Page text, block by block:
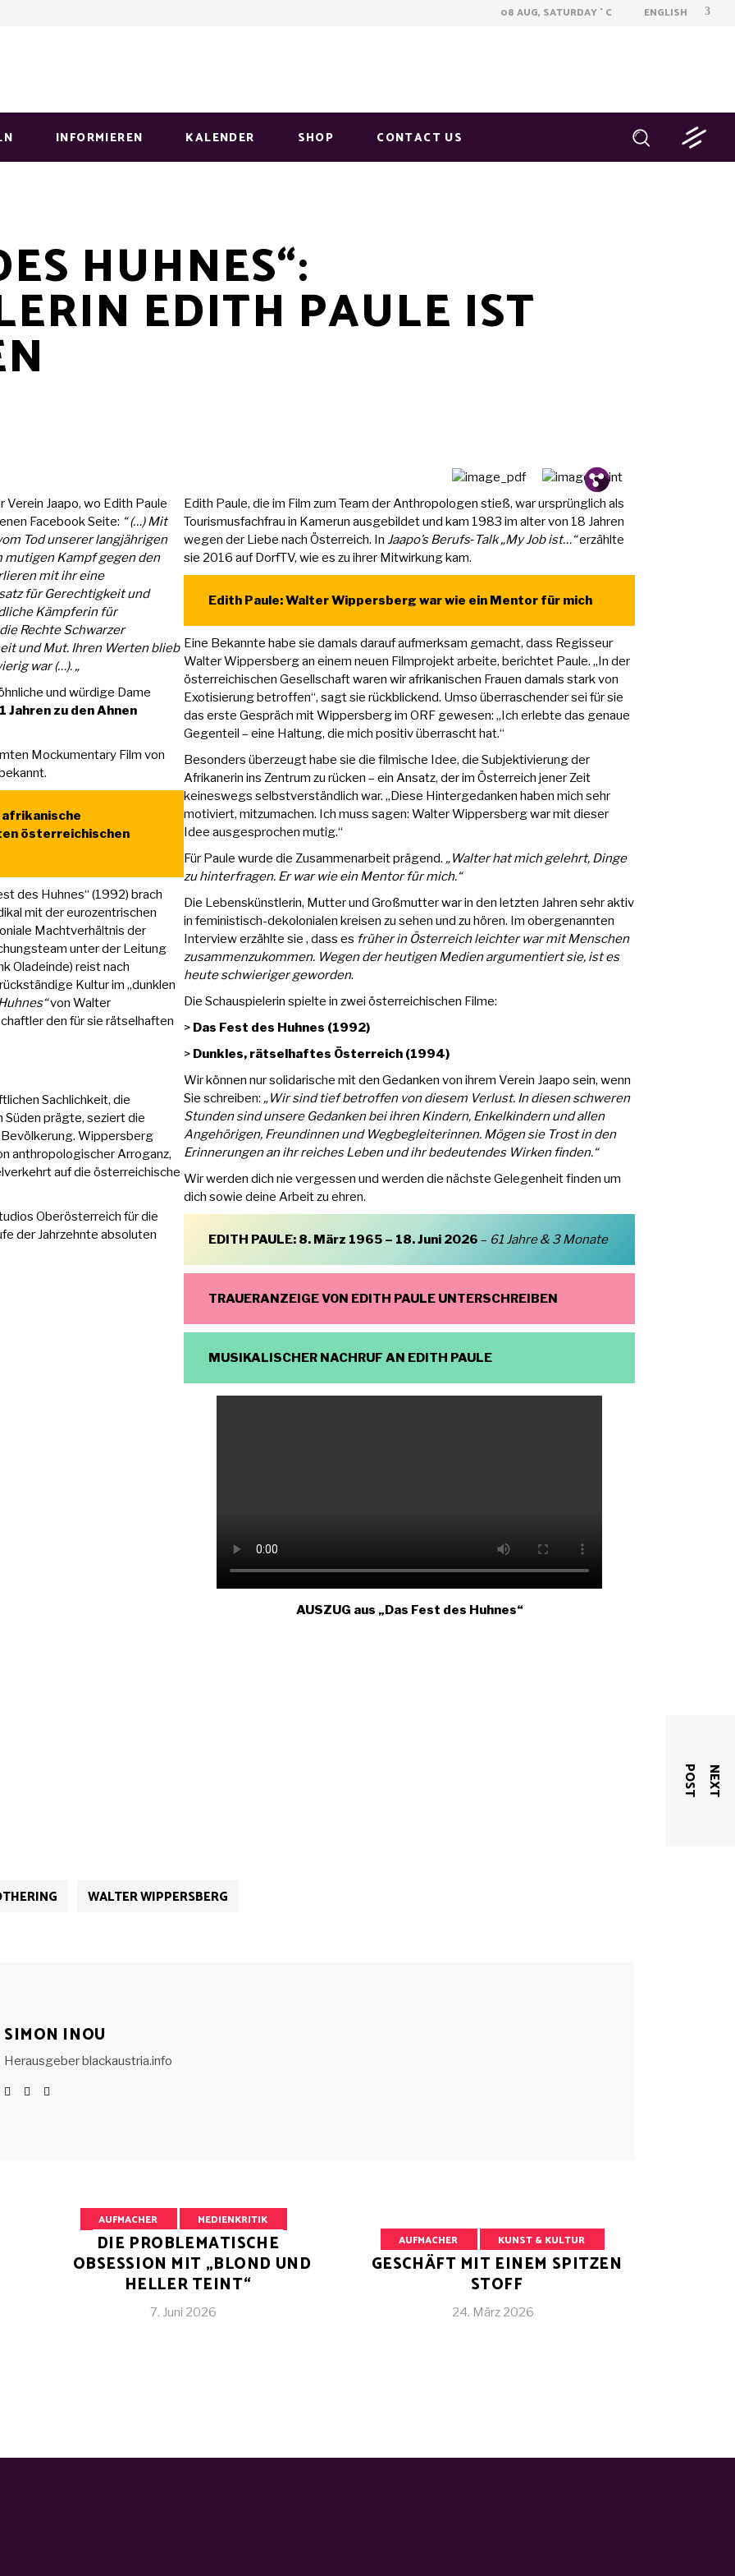
08 AUG, SATURDAY ° C ENGLISH
INFORMIEREN KALENDER SHOP CONTACT US
HUHNES“:
EDITH PAULE IST
Fb.
Tw.
Pin.
Jaapo, wo Edith Paule
Facebook Seite: “ (…) Mit
Tod unserer langjährigen
Kampf gegen den
mit ihr eine
für Gerechtigkeit und
Kämpferin für
Rechte Schwarzer
und Mut. Ihren Werten blieb
war (…). „
und würdige Dame
Jahren zu den Ahnen
Mockumentary Film von
afrikanische
österreichischen
des Huhnes“ (1992) brach
mit der eurozentrischen
Machtverhältnis der
unter der Leitung
Oladeinde) reist nach
Kultur im „dunklen
von Walter
den für sie rätselhaften
Sachlichkeit, die
Süden prägte, seziert die
Wippersberg
anthropologischer Arroganz,
auf die österreichische
Oberösterreich für die
der Jahrzehnte absoluten
Edith Paule, die im Film zum Team der Anthropologen stieß, war ursprünglich als
Tourismusfachfrau in Kamerun ausgebildet und kam 1983 im alter von 18 Jahren
wegen der Liebe nach Österreich. In Jaapo’s Berufs‑Talk „My Job ist…“erzählte
sie 2016 auf DorfTV, wie es zu ihrer Mitwirkung kam.
Edith Paule: Walter Wippersberg war wie ein Mentor für mich
Eine Bekannte habe sie damals darauf aufmerksam gemacht, dass Regisseur
Walter Wippersberg an einem neuen Filmprojekt arbeite, berichtet Paule. „In der
österreichischen Gesellschaft waren wir afrikanischen Frauen damals stark von
Exotisierung betroffen“, sagt sie rückblickend. Umso überraschender sei für sie
das erste Gespräch mit Wippersberg im ORF gewesen: „Ich erlebte das genaue
Gegenteil – eine Haltung, die mich positiv überrascht hat.“
Besonders überzeugt habe sie die filmische Idee, die Subjektivierung der
Afrikanerin ins Zentrum zu rücken – ein Ansatz, der im Österreich jener Zeit
keineswegs selbstverständlich war. „Diese Hintergedanken haben mich sehr
motiviert, mitzumachen. Ich muss sagen: Walter Wippersberg war mit dieser
Idee ausgesprochen mutig.“
Für Paule wurde die Zusammenarbeit prägend. „Walter hat mich gelehrt, Dinge
zu hinterfragen. Er war wie ein Mentor für mich.“
Die Lebenskünstlerin, Mutter und Großmutter war in den letzten Jahren sehr aktiv
in feministisch-dekolonialen kreisen zu sehen und zu hören. Im obergenannten
Interview erzählte sie , dass es früher in Österreich leichter war mit Menschen
zusammenzukommen. Wegen der heutigen Medien argumentiert sie, ist es
heute schwieriger geworden.
Die Schauspielerin spielte in zwei österreichischen Filme:
> Das Fest des Huhnes (1992)
> Dunkles, rätselhaftes Österreich (1994)
Wir können nur solidarische mit den Gedanken von ihrem Verein Jaapo sein, wenn
Sie schreiben: „Wir sind tief betroffen von diesem Verlust. In diesen schweren
Stunden sind unsere Gedanken bei ihren Kindern, Enkelkindern und allen
Angehörigen, Freundinnen und Wegbegleiterinnen. Mögen sie Trost in den
Erinnerungen an ihr reiches Leben und ihr bedeutendes Wirken finden.“
Wir werden dich nie vergessen und werden die nächste Gelegenheit finden um
dich sowie deine Arbeit zu ehren.
EDITH PAULE: 8. März 1965 – 18. Juni 2026 – 61 Jahre & 3 Monate
TRAUERANZEIGE VON EDITH PAULE UNTERSCHREIBEN
MUSIKALISCHER NACHRUF AN EDITH PAULE
AUSZUG aus „Das Fest des Huhnes“
WALTER WIPPERSBERG
SIMON INOU
Herausgeber blackaustria.info
N
E
X
T
P
O
S
T
AUFMACHER MEDIENKRITIK
DIE PROBLEMATISCHE
OBSESSION MIT „BLOND UND
HELLER TEINT“
7. Juni 2026
AUFMACHER KUNST & KULTUR
GESCHÄFT MIT EINEM SPITZEN
STOFF
24. März 2026